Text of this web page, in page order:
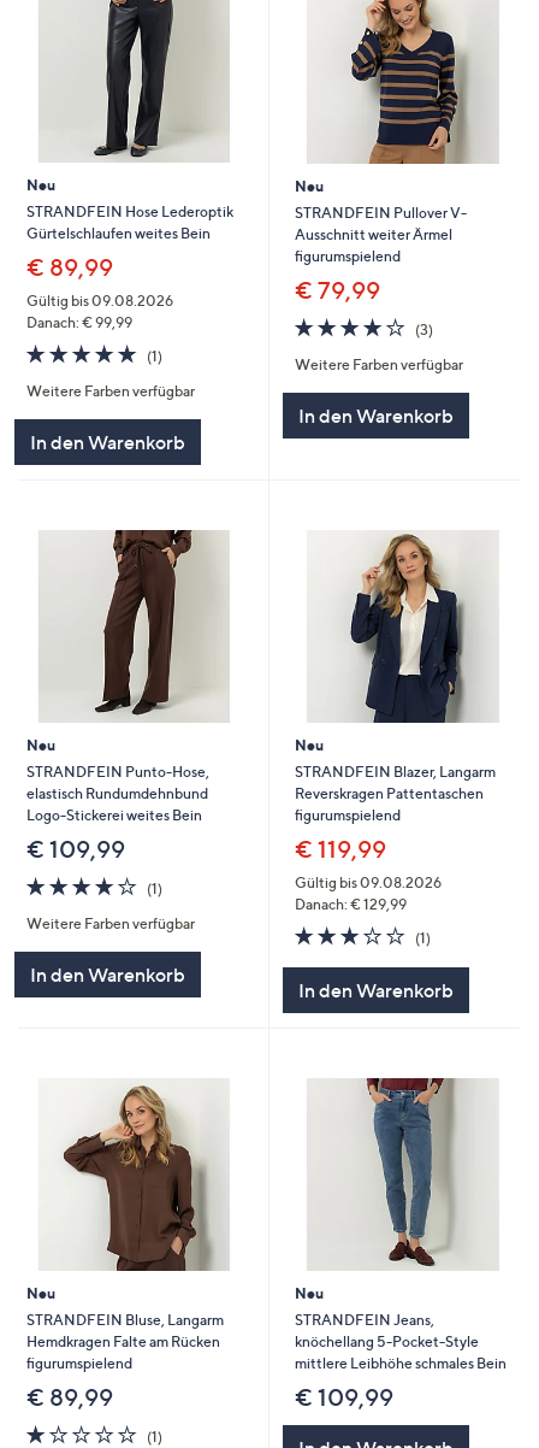
Neu
STRANDFEIN Hose Lederoptik
Gürtelschlaufen weites Bein
€ 89,99
Gültig bis 09.08.2026
Danach: € 99,99
5.0
von
5
(1)1
Weitere Farben verfügbar
In den Warenkorb
Neu
STRANDFEIN Pullover V-
Ausschnitt weiter Ärmel
figurumspielend
€ 79,99
4.0
von
5
(3)3
Weitere Farben verfügbar
In den Warenkorb
Neu
STRANDFEIN Punto-Hose,
elastisch Rundumdehnbund
Logo-Stickerei weites Bein
€ 109,99
4.0
von
5
(1)
Weitere Farben verfügbar
In den Warenkorb
Neu
STRANDFEIN Blazer, Langarm
Reverskragen Pattentaschen
figurumspielend
€ 119,99
Gültig bis 09.08.2026
Danach: € 129,99
3.0
von
(1)1
In den Warenkorb
Neu
STRANDFEIN Bluse, Langarm
Hemdkragen Falte am Rücken
figurumspielend
€ 89,99
1.0
(1)
Neu
STRANDFEIN Jeans,
knöchellang 5-Pocket-Style
mittlere Leibhöhe schmales Bein
€ 109,99